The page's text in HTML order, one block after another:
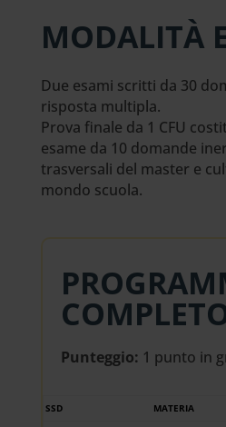
MODALITÀ
Due esami scritti da 30
risposta multipla.
Prova finale da 1 CFU
esame da 10 domande
trasversali del master e
mondo scuola.
Punteggio: 1 punto in
SSD MATERIA